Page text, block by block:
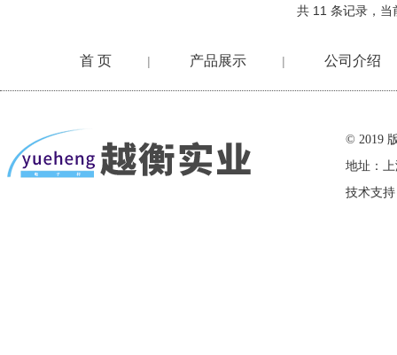
共 11 条记录，
首 页 | 产品展示 | 公司介绍
© 2019
地址：
技术支